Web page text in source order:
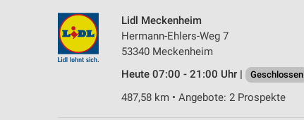
Lidl Meckenheim
Hermann-Ehlers-Weg 7
53340 Meckenheim
Heute 07:00 - 21:00 Uhr |
Geschlossen
487,58 km • Angebote: 2 Prospekte